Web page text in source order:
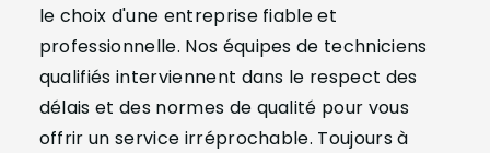
le choix d'une entreprise fiable et
professionnelle. Nos équipes de techniciens
qualifiés interviennent dans le respect des
délais et des normes de qualité pour vous
offrir un service irréprochable. Toujours à